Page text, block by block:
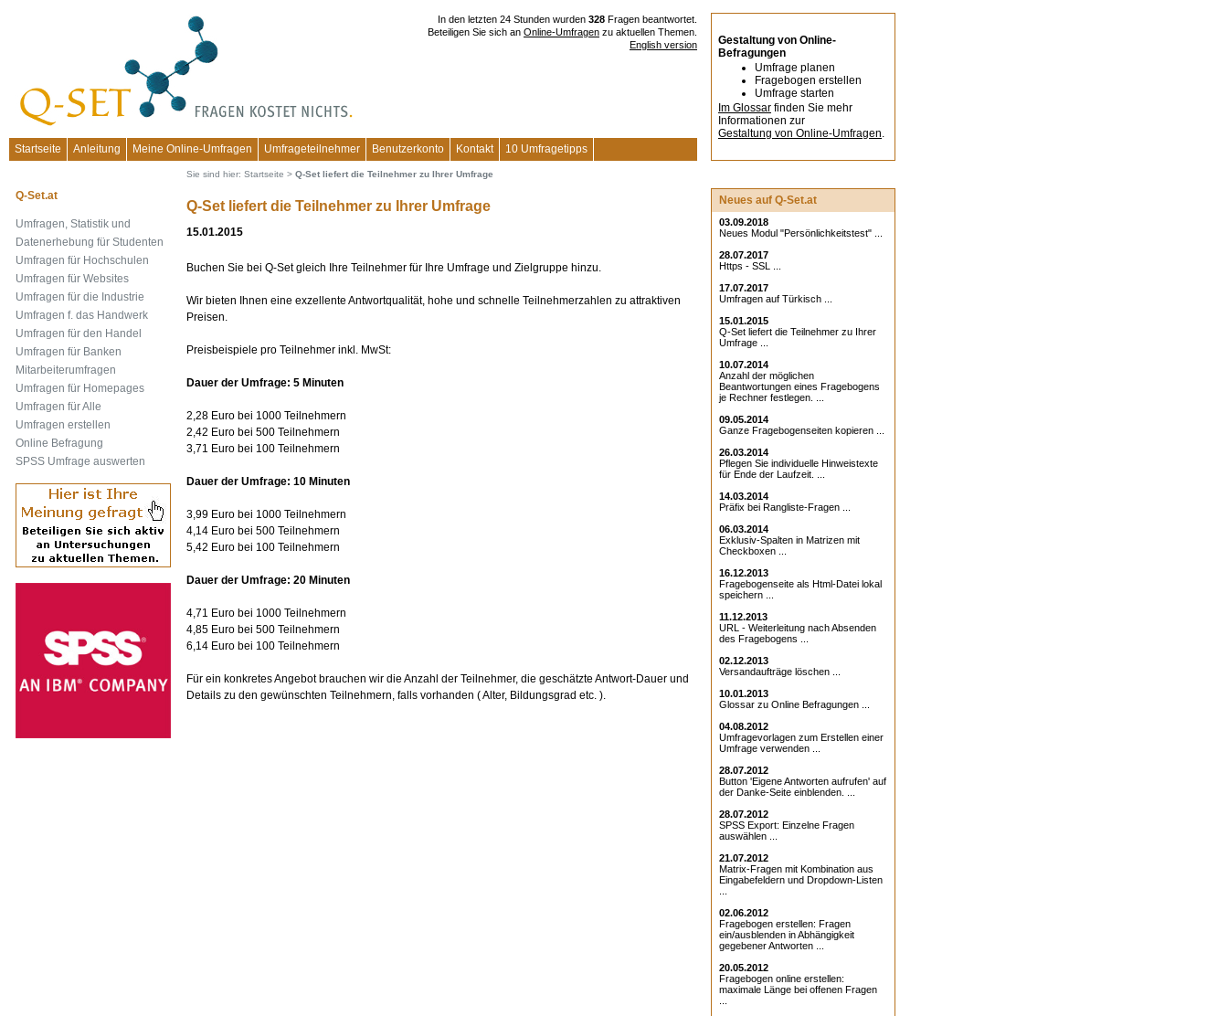
In den letzten 24 Stunden wurden 328 Fragen beantwortet.
Beteiligen Sie sich an Online-Umfragen zu aktuellen Themen.
English version
Gestaltung von Online-
Befragungen
Umfrage planen
Fragebogen erstellen
Umfrage starten
Im Glossar finden Sie mehr
Informationen zur
Gestaltung von Online-Umfragen.
Startseite
Anleitung Meine Online-Umfragen Umfrageteilnehmer Benutzerkonto Kontakt 10 Umfragetipps
Sie sind hier: Startseite > Q-Set liefert die Teilnehmer zu Ihrer Umfrage
Q-Set liefert die Teilnehmer zu Ihrer Umfrage
15.01.2015
Buchen Sie bei Q-Set gleich Ihre Teilnehmer für Ihre Umfrage und Zielgruppe hinzu.
Wir bieten Ihnen eine exzellente Antwortqualität, hohe und schnelle Teilnehmerzahlen zu attraktiven
Preisen.
Preisbeispiele pro Teilnehmer inkl. MwSt:
Dauer der Umfrage: 5 Minuten
2,28 Euro bei 1000 Teilnehmern
2,42 Euro bei 500 Teilnehmern
3,71 Euro bei 100 Teilnehmern
Dauer der Umfrage: 10 Minuten
3,99 Euro bei 1000 Teilnehmern
4,14 Euro bei 500 Teilnehmern
5,42 Euro bei 100 Teilnehmern
Dauer der Umfrage: 20 Minuten
4,71 Euro bei 1000 Teilnehmern
4,85 Euro bei 500 Teilnehmern
6,14 Euro bei 100 Teilnehmern
Für ein konkretes Angebot brauchen wir die Anzahl der Teilnehmer, die geschätzte Antwort-Dauer und
Details zu den gewünschten Teilnehmern, falls vorhanden ( Alter, Bildungsgrad etc. ).
Neues auf Q-Set.at
03.09.2018
Neues Modul "Persönlichkeitstest" ...
28.07.2017
Https - SSL ...
17.07.2017
Umfragen auf Türkisch ...
15.01.2015
Q-Set liefert die Teilnehmer zu Ihrer
Umfrage ...
10.07.2014
Anzahl der möglichen
Beantwortungen eines Fragebogens
je Rechner festlegen. ...
09.05.2014
Ganze Fragebogenseiten kopieren ...
26.03.2014
Pflegen Sie individuelle Hinweistexte
für Ende der Laufzeit. ...
14.03.2014
Präfix bei Rangliste-Fragen ...
06.03.2014
Exklusiv-Spalten in Matrizen mit
Checkboxen ...
16.12.2013
Fragebogenseite als Html-Datei lokal
speichern ...
11.12.2013
URL - Weiterleitung nach Absenden
des Fragebogens ...
02.12.2013
Versandaufträge löschen ...
10.01.2013
Glossar zu Online Befragungen ...
04.08.2012
Umfragevorlagen zum Erstellen einer
Umfrage verwenden ...
28.07.2012
Button 'Eigene Antworten aufrufen' auf
der Danke-Seite einblenden. ...
28.07.2012
SPSS Export: Einzelne Fragen
auswählen ...
21.07.2012
Matrix-Fragen mit Kombination aus
Eingabefeldern und Dropdown-Listen
02.06.2012
Fragebogen erstellen: Fragen
ein/ausblenden in Abhängigkeit
gegebener Antworten ...
20.05.2012
Fragebogen online erstellen:
maximale Länge bei offenen Fragen
Q-Set.at
Umfragen, Statistik und
Datenerhebung für Studenten
Umfragen für Hochschulen
Umfragen für Websites
Umfragen für die Industrie
Umfragen f. das Handwerk
Umfragen für den Handel
Umfragen für Banken
Mitarbeiterumfragen
Umfragen für Homepages
Umfragen für Alle
Umfragen erstellen
Online Befragung
SPSS Umfrage auswerten